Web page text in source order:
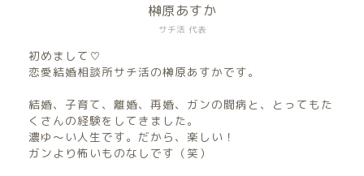
サチ活 代表
榊原あすか
初めまして♡
恋愛結婚相談所サチ活の榊原あすかです。
結婚、子育て、離婚、再婚、ガンの闘病と、とってもた
くさんの経験をしてきました。
濃ゆ〜い人生です。だから、楽しい！
ガンより怖いものなしです（笑）